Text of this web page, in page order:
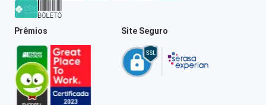
Prêmios Site Seguro